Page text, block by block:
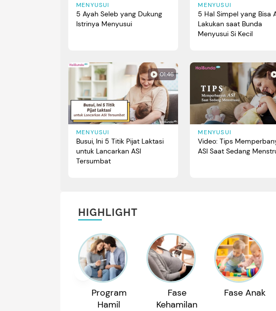
MENYUSUI
5 Ayah Seleb yang Dukung
Istrinya Menyusui
MENYUSUI
5 Hal Simpel yang Bisa
Lakukan saat Bunda
Menyusui Si Kecil
01:46
MENYUSUI
Busui, Ini 5 Titik Pijat Laktasi
untuk Lancarkan ASI
Tersumbat
MENYUSUI
Video: Tips
ASI Saat Sedang
HIGHLIGHT
Program
Hamil
Fase
Kehamilan
Fase Anak